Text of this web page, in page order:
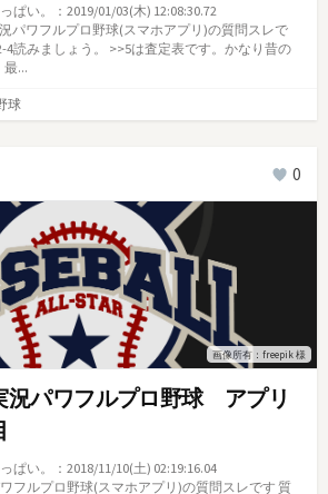
ぱい。：2019/01/03(木) 12:08:30.72
パワフルプロ野球(スマホアプリ)の質問スレで
4読みましょう。 >>5は査定表です。かなり昔の
最...
球
0
画像所有：freepik 様
況パワフルプロ野球 アプリ
ぱい。：2018/11/10(土) 02:19:16.04
ワフルプロ野球(スマホアプリ)の質問スレです 質